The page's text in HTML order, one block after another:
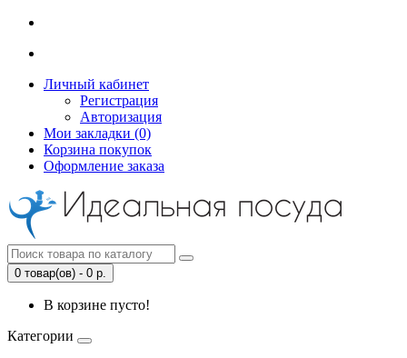
Личный кабинет
Регистрация
Авторизация
Мои закладки (0)
Корзина покупок
Оформление заказа
0 товар(ов) - 0 р.
В корзине пусто!
Категории